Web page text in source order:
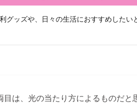
グッズや、日々の生活におすすめした
目は、光の当たり方によるものだ